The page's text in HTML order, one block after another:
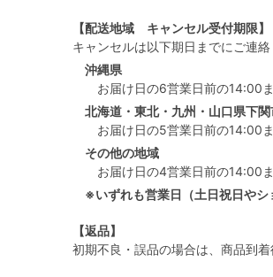
【配送地域 キャンセル受付期限】
キャンセルは以下期日までにご連
沖縄県
お届け日の6営業日前の14:00
北海道・東北・九州・山口県下関
お届け日の5営業日前の14:00
その他の地域
お届け日の4営業日前の14:00
※いずれも営業日（土日祝日やシ
【返品】
初期不良・誤品の場合は、商品到